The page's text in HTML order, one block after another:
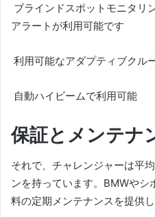
ブラインドスポットモニタリ
アラートが利用可能です
利用可能なアダプティブクル
自動ハイビームで利用可能
保証とメンテナ
それで、チャレンジャーは平
ンを持っています。 BMWやシ
料の定期メンテナンスを提供し